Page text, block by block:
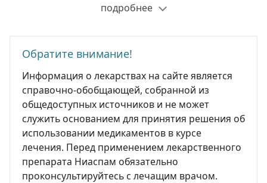
подробнее
Обратите внимание!
Информация о лекарствах на сайте является
справочно-обобщающей, собранной из
общедоступных источников и не может
служить основанием для принятия решения об
использовании медикаментов в курсе
лечения. Перед применением лекарственного
препарата Ниаспам обязательно
проконсультируйтесь с лечащим врачом.